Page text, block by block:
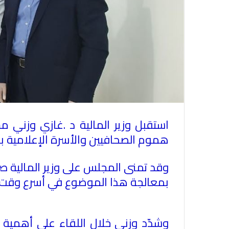
استقبل وزير المالية د .غازي وزني
هموم الصحافيين والأسرة
وقد تمنى المجلس على وزير المالية
بمعالجة هذا الموضوع في أسرع
وشدّد وزني خلال اللقاء على